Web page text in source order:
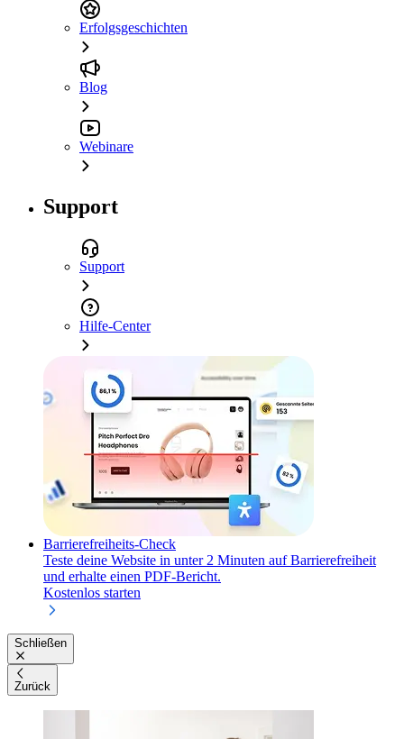
Erfolgsgeschichten
Blog
Webinare
Support
Support
Hilfe-Center
Barrierefreiheits-Check
Teste deine Website in unter 2 Minuten auf Barrierefreiheit
und erhalte einen PDF-Bericht.
Kostenlos starten
Schließen
Zurück